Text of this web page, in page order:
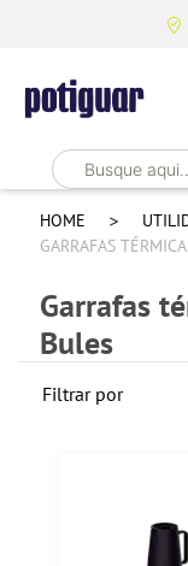
HOME
GARRAFAS
Garrafas
Bules
Filtrar por